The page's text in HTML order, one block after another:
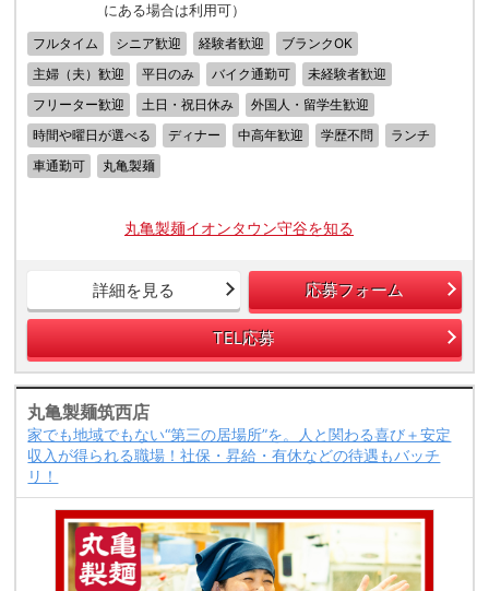
にある場合は利用可）
フルタイム シニア歓迎 経験者歓迎
ブランクOK
主婦（夫）歓迎
平日のみ バイク通勤可
未経験者歓迎
フリーター歓迎
土日・祝日休み
外国人・留学生歓迎
時間や曜日が選べる
ディナー 中高年歓迎 学歴不問
ランチ
車通勤可
丸亀製麺
丸亀製麺イオンタウン守谷を知る
詳細を見る 応募フォーム
TEL応募
丸亀製麺筑西店
家でも地域でもない“第三の居場所”を。人と関わる喜び＋安定
収入が得られる職場！社保・昇給・有休などの待遇もバッチ
リ！